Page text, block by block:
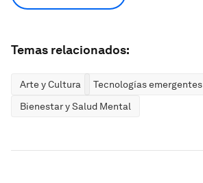
Temas relacionados:
Arte y Cultura
Tecnologías emergentes
Bienestar y Salud Mental